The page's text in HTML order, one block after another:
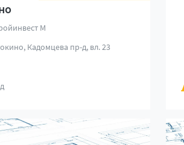
М
Кадомцева пр-д, вл. 23